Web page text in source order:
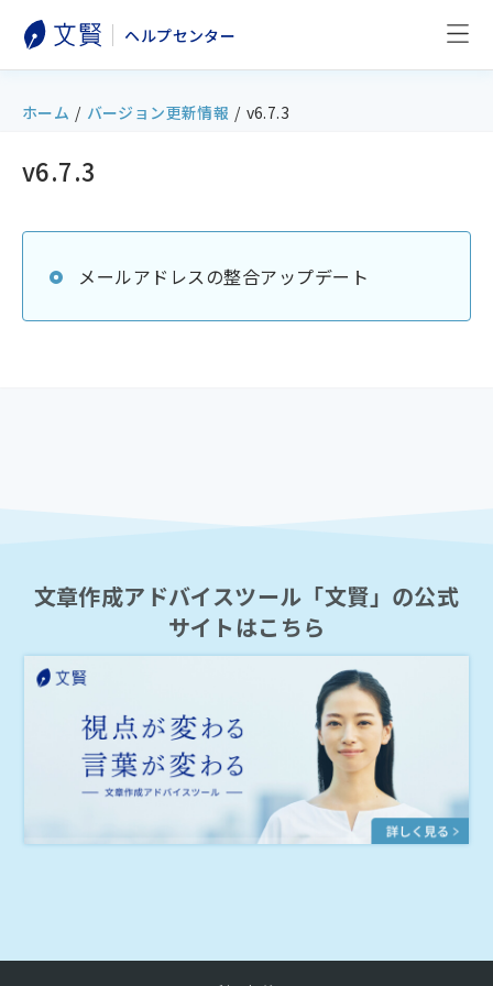
ヘルプセンター
ホーム / バージョン更新情報 / v6.7.3
v6.7.3
メールアドレスの整合アップデート
文章作成アドバイスツール「文賢」の公式
サイトはこちら